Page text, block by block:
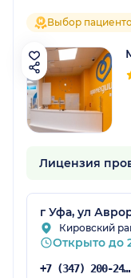
Выбор
Лицензия
г Уфа, ул
Кировский
Открыто до
+7 (347) 200-24-71